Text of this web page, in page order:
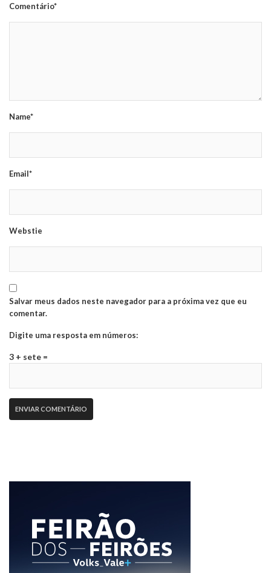
Comentário*
Name*
Email*
Webstie
Salvar meus dados neste navegador para a próxima vez que eu
comentar.
Digite uma resposta em números:
3 + sete =